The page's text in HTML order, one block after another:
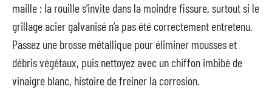
maille : la rouille s’invite dans la moindre fissure, surtout si le
grillage acier galvanisé n’a pas été correctement entretenu.
Passez une brosse métallique pour éliminer mousses et
débris végétaux, puis nettoyez avec un chiffon imbibé de
vinaigre blanc, histoire de freiner la corrosion.